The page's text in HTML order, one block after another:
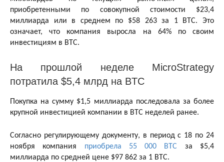
приобретенными по совокупной стоимости $23,4
миллиарда или в среднем по $58 263 за 1 BTC. Это
означает, что компания выросла на 64% по своим
инвестициям в BTC.
На прошлой неделе MicroStrategy
потратила $5,4 млрд на BTC
Покупка на сумму $1,5 миллиарда последовала за более
крупной инвестицией компании в BTC неделей ранее.
Согласно регулирующему документу, в период с 18 по 24
ноября компания приобрела 55 000 BTC за $5,4
миллиарда по средней цене $97 862 за 1 BTC.